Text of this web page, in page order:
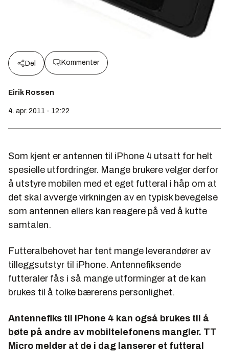
Del Kommenter
Eirik Rossen
4. apr. 2011 - 12:22
Som kjent er antennen til iPhone 4 utsatt for helt
spesielle utfordringer. Mange brukere velger derfor
å utstyre mobilen med et eget futteral i håp om at
det skal avverge virkningen av en typisk bevegelse
som antennen ellers kan reagere på ved å kutte
samtalen.
Futteralbehovet har tent mange leverandører av
tilleggsutstyr til iPhone. Antennefiksende
futteraler fås i så mange utforminger at de kan
brukes til å tolke bærerens personlighet.
Antennefiks til iPhone 4 kan også brukes til å
bøte på andre av mobiltelefonens mangler. TT
Micro melder at de i dag lanserer et futteral